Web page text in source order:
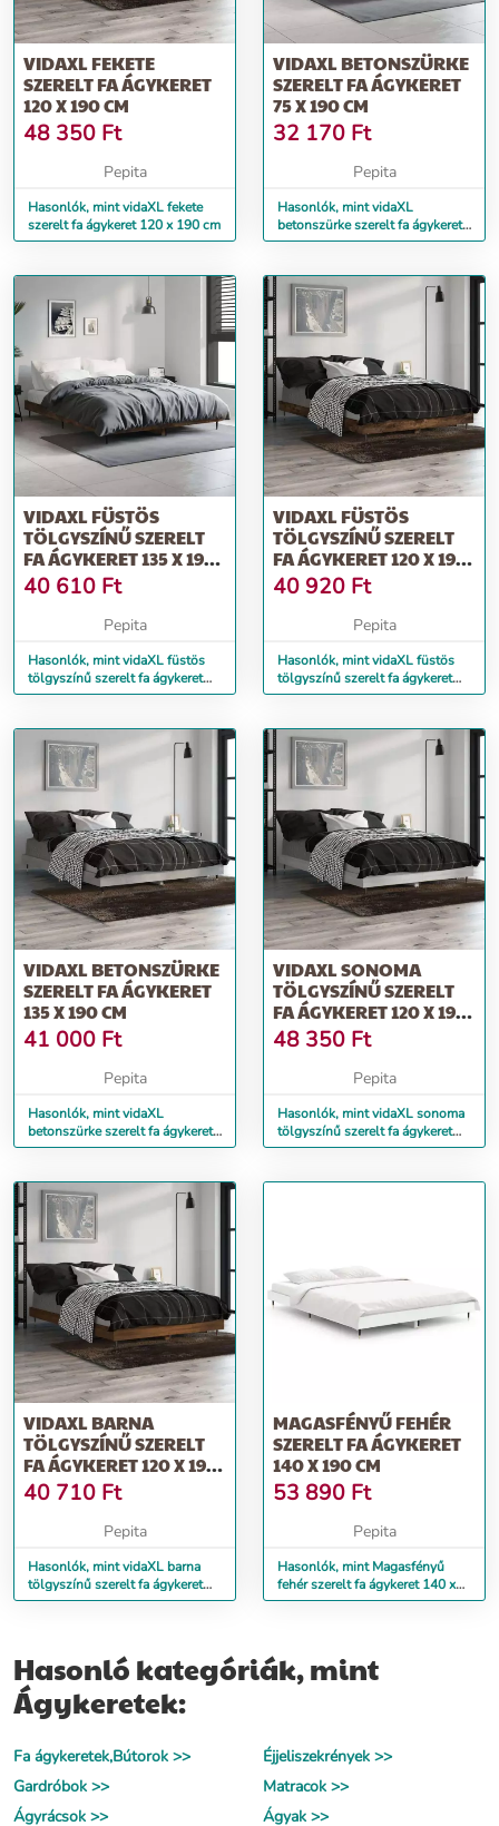
VIDAXL FEKETE
SZERELT FA ÁGYKERET
120 X 190 CM
48 350 Ft
Pepita
Hasonlók, mint vidaXL fekete
szerelt fa ágykeret 120 x 190 cm
VIDAXL BETONSZÜRKE
SZERELT FA ÁGYKERET
75 X 190 CM
32 170 Ft
Pepita
Hasonlók, mint vidaXL
betonszürke szerelt fa ágykeret
75 x 190 cm
VIDAXL FÜSTÖS
TÖLGYSZÍNŰ SZERELT
FA ÁGYKERET 135 X 190
CM
40 610 Ft
Pepita
Hasonlók, mint vidaXL füstös
tölgyszínű szerelt fa ágykeret
135 x 190 cm
VIDAXL FÜSTÖS
TÖLGYSZÍNŰ SZERELT
FA ÁGYKERET 120 X 190
CM
40 920 Ft
Pepita
Hasonlók, mint vidaXL füstös
tölgyszínű szerelt fa ágykeret
120 x 190 cm
VIDAXL BETONSZÜRKE
SZERELT FA ÁGYKERET
135 X 190 CM
41 000 Ft
Pepita
Hasonlók, mint vidaXL
betonszürke szerelt fa ágykeret
135 x 190 cm
VIDAXL SONOMA
TÖLGYSZÍNŰ SZERELT
FA ÁGYKERET 120 X 190
CM
48 350 Ft
Pepita
Hasonlók, mint vidaXL sonoma
tölgyszínű szerelt fa ágykeret
120 x 190 cm
VIDAXL BARNA
TÖLGYSZÍNŰ SZERELT
FA ÁGYKERET 120 X 190
CM
40 710 Ft
Pepita
Hasonlók, mint vidaXL barna
tölgyszínű szerelt fa ágykeret
120 x 190 cm
MAGASFÉNYŰ FEHÉR
SZERELT FA ÁGYKERET
140 X 190 CM
53 890 Ft
Pepita
Hasonlók, mint Magasfényű
fehér szerelt fa ágykeret 140 x
190 cm
Hasonló kategóriák, mint
Ágykeretek:
Fa ágykeretek,Bútorok >>
Éjjeliszekrények >>
Gardróbok >>
Matracok >>
Ágyrácsok >>
Ágyak >>